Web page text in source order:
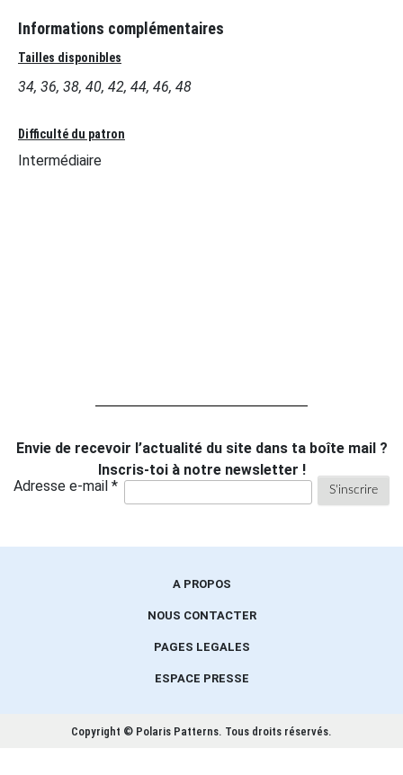
Informations complémentaires
Tailles disponibles
34, 36, 38, 40, 42, 44, 46, 48
Difficulté du patron
Intermédiaire
Envie de recevoir l’actualité du site dans ta boîte mail ?
Inscris-toi à notre newsletter !
Adresse e-mail *
A PROPOS
NOUS CONTACTER
PAGES LEGALES
ESPACE PRESSE
Copyright © Polaris Patterns. Tous droits réservés.